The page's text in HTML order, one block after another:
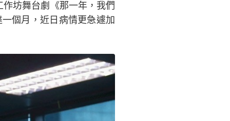
坊舞台劇《那一年，我們
個月，近日病情更急遽加